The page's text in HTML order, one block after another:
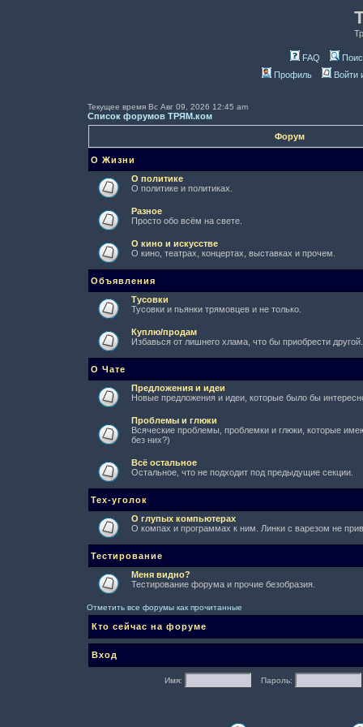
FAQ
Профиль
Войти
Текущее время Вс Авг 09, 2026 12:45 am
Список форумов ТРЯМ.ком
Форум
О Жизни
О политике
О политике и политиках.
Разное
Просто обо всём на свете.
О кино и искусстве
О кино, театрах, концертах, выставках и прочем.
Объявления
Тусовки
Тусовки и пьянки трямовцев и не только.
Куплю/продам
Избавься от лишнего хлама, что бы приобрести другой.
О Чате
Предложения и идеи
Новые предложения и идеи, которые было бы
Проблемы и глюки
Всяческие проблемы, проблемки и глюки, которые
без них?)
Всё остальное
Остальное, что не подходит под предыдущие секции.
Тех-уголок
О глупых компьютерах
О компах и программах к ним. Линки с варезом не
Тестирование
Меня видно?
Тестирование форума и прочие безобразия.
Отметить все форумы как прочитанные
Кто сейчас на форуме
Вход
Имя: Пароль: